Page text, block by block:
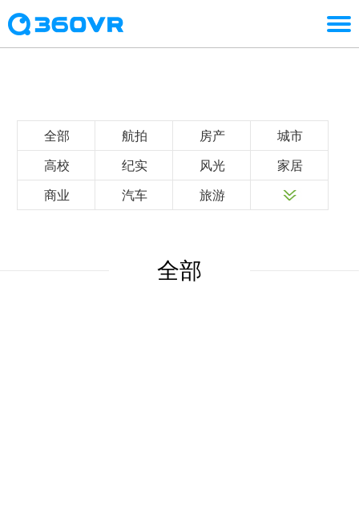
全部 航拍 房产 城市
高校 纪实 风光 家居
商业 汽车 旅游
全部